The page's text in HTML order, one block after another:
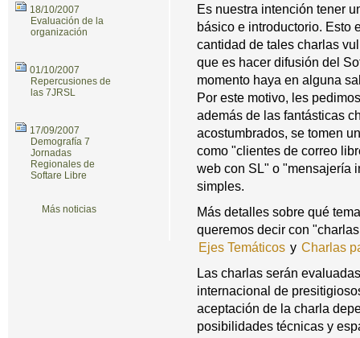
Es nuestra intención tener
básico e introductorio. Esto
cantidad de tales charlas
que es hacer difusión del
momento haya en alguna
Por este motivo, les
además de las fantásticas
acostumbrados, se tomen
como "clientes de correo
web con SL" o "mensajería
simples.
Más detalles sobre qué
queremos decir con
Ejes Temáticos y Charlas
Las charlas serán
internacional de
aceptación de la charla
posibilidades técnicas y
18/10/2007
Evaluación de la
organización
01/10/2007
Repercusiones de
las 7JRSL
17/09/2007
Demografía 7
Jornadas
Regionales de
Softare Libre
Más noticias